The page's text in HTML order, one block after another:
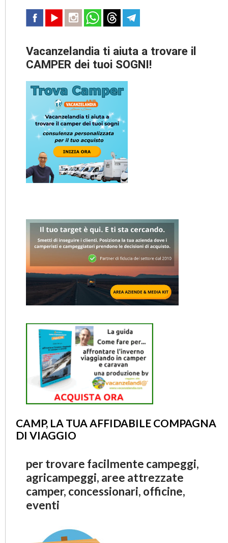
Vacanzelandia ti aiuta a trovare il
CAMPER dei tuoi SOGNI!
CAMP, LA TUA AFFIDABILE COMPAGNA
DI VIAGGIO
per trovare facilmente campeggi,
agricampeggi, aree attrezzate
camper, concessionari, officine,
eventi